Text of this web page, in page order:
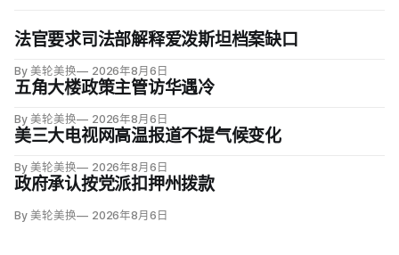
法官要求司法部解释爱泼斯坦档案缺口
By 美轮美换 2026年8月6日
五角大楼政策主管访华遇冷
By 美轮美换 2026年8月6日
美三大电视网高温报道不提气候变化
By 美轮美换 2026年8月6日
政府承认按党派扣押州拨款
By 美轮美换 2026年8月6日